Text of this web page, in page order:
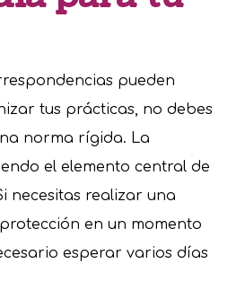
pueden
tus prácticas, no debes
norma rígida. La
el elemento central de
necesitas realizar una
en un momento
esperar varios días